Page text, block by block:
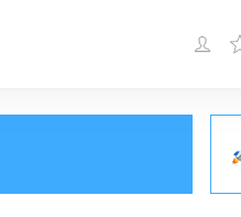
Добавить